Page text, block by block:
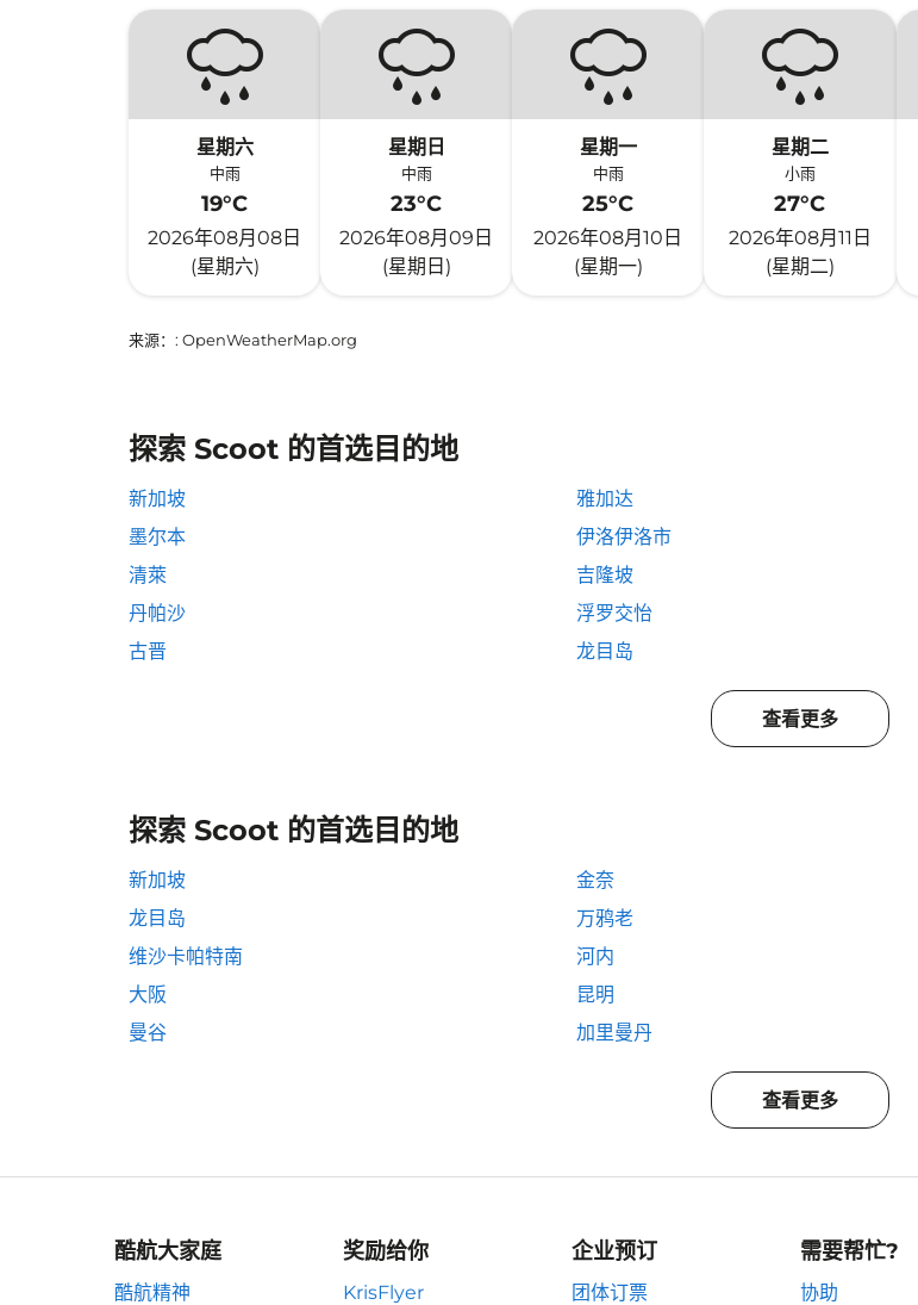
星期六
中雨
19°C
2026年08月08日
(星期六)
星期日
中雨
23°C
2026年08月09日
(星期日)
星期一
中雨
25°C
2026年08月10日
(星期一)
星期二
小雨
27°C
2026年08月11日
(星期二)
来源： : OpenWeatherMap.org
探索 Scoot 的首选目的地
新加坡 雅加达
墨尔本
伊洛伊洛市
清萊
吉隆坡
丹帕沙
浮罗交怡
古晋
龙目岛
查看更多
探索 Scoot 的首选目的地
新加坡 金奈
龙目岛
万鸦老
维沙卡帕特南
河内
大阪
昆明
曼谷
加里曼丹
查看更多
酷航大家庭
酷航精神
奖励给你
KrisFlyer
企业预订
团体订票
需要帮忙?
协助